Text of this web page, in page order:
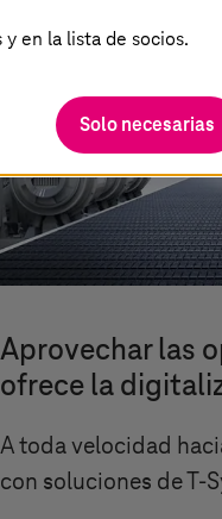
Aprovechar las
ofrece la
A toda velocidad
con soluciones deT-
en la lista de socios.
Solo necesarias